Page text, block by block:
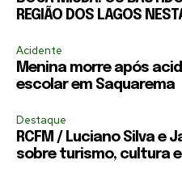
REGIÃO DOS LAGOS
Acidente
Menina morre após
escolar em Saquarema
Destaque
RCFM / Luciano Silva e
sobre turismo, cultura